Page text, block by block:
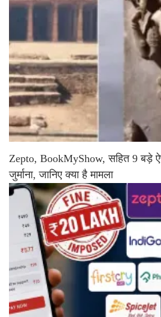
Zepto, BookMyShow, सहित 9 बड़े
जुर्माना, जानिए क्या है मामला